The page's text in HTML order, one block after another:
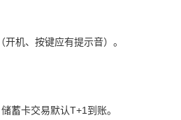
机、按键应有提示音）。
储蓄卡交易默认T+1到账。